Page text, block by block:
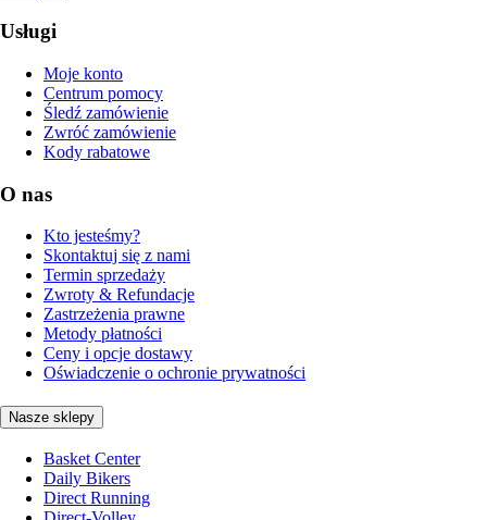
Usługi
Moje konto
Centrum pomocy
Śledź zamówienie
Zwróć zamówienie
Kody rabatowe
O nas
Kto jesteśmy?
Skontaktuj się z nami
Termin sprzedaży
Zwroty & Refundacje
Zastrzeżenia prawne
Metody płatności
Ceny i opcje dostawy
Oświadczenie o ochronie prywatności
Nasze sklepy
Basket Center
Daily Bikers
Direct Running